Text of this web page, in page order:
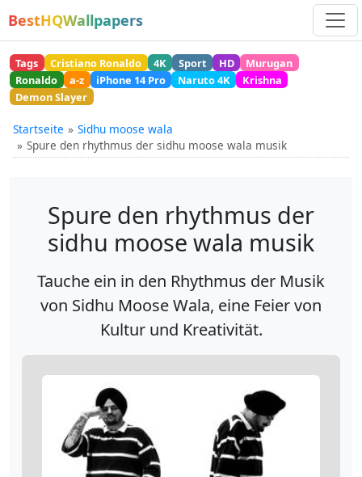
BestHQWallpapers
Tags Cristiano Ronaldo 4K Sport HD
Murugan
Ronaldo
a-z iPhone 14 Pro Naruto 4K
Krishna
Demon Slayer
Startseite
Sidhu moose wala
Spure den rhythmus der sidhu moose wala musik
Spure den rhythmus der
sidhu moose wala musik
Tauche ein in den Rhythmus der Musik
von Sidhu Moose Wala, eine Feier von
Kultur und Kreativität.